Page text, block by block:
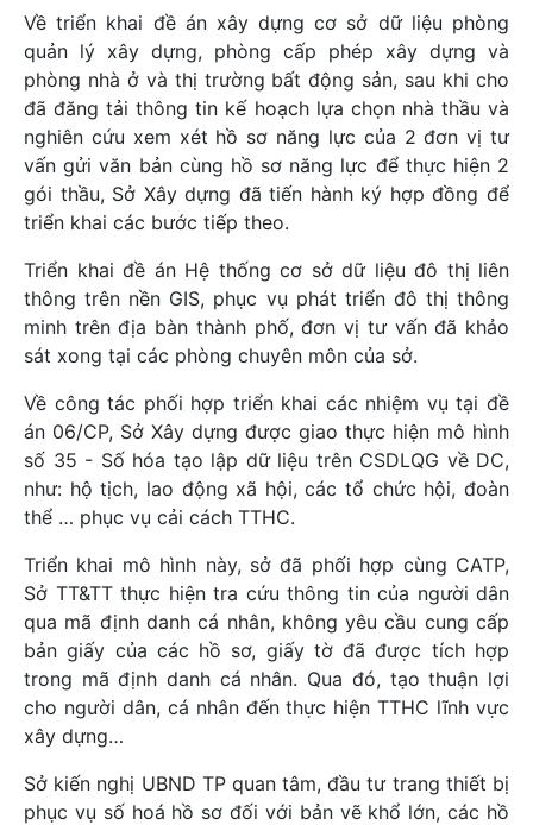
Về triển khai đề án xây dựng cơ sở dữ liệu phòng
quản lý xây dựng, phòng cấp phép xây dựng và
phòng nhà ở và thị trường bất động sản, sau khi cho
đã đăng tải thông tin kế hoạch lựa chọn nhà thầu và
nghiên cứu xem xét hồ sơ năng lực của 2 đơn vị tư
vấn gửi văn bản cùng hồ sơ năng lực để thực hiện 2
gói thầu, Sở Xây dựng đã tiến hành ký hợp đồng để
triển khai các bước tiếp theo.
Triển khai đề án Hệ thống cơ sở dữ liệu đô thị liên
thông trên nền GIS, phục vụ phát triển đô thị thông
minh trên địa bàn thành phố, đơn vị tư vấn đã khảo
sát xong tại các phòng chuyên môn của sở.
Về công tác phối hợp triển khai các nhiệm vụ tại đề
án 06/CP, Sở Xây dựng được giao thực hiện mô hình
số 35 - Số hóa tạo lập dữ liệu trên CSDLQG về DC,
như: hộ tịch, lao động xã hội, các tổ chức hội, đoàn
thể … phục vụ cải cách TTHC.
Triển khai mô hình này, sở đã phối hợp cùng CATP,
Sở TT&TT thực hiện tra cứu thông tin của người dân
qua mã định danh cá nhân, không yêu cầu cung cấp
bản giấy của các hồ sơ, giấy tờ đã được tích hợp
trong mã định danh cá nhân. Qua đó, tạo thuận lợi
cho người dân, cá nhân đến thực hiện TTHC lĩnh vực
xây dựng…
Sở kiến nghị UBND TP quan tâm, đầu tư trang thiết bị
phục vụ số hoá hồ sơ đối với bản vẽ khổ lớn, các hồ